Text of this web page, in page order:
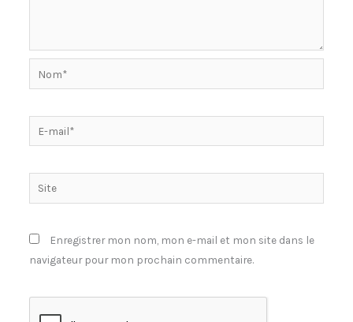
mail*
Site
Enregistrer mon nom, mon e-mail et mon site dans le
navigateur pour mon prochain commentaire.